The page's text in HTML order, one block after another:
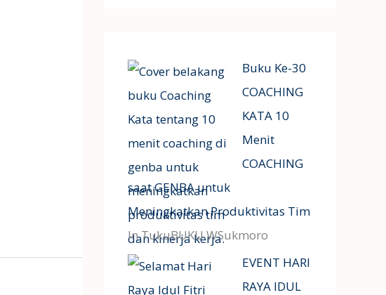
Buku Ke-30
COACHING
KATA 10
Menit
COACHING
saat GENBA untuk
Meningkatkan Produktivitas Tim
In TukuBUKU WSukmoro
EVENT HARI
RAYA IDUL